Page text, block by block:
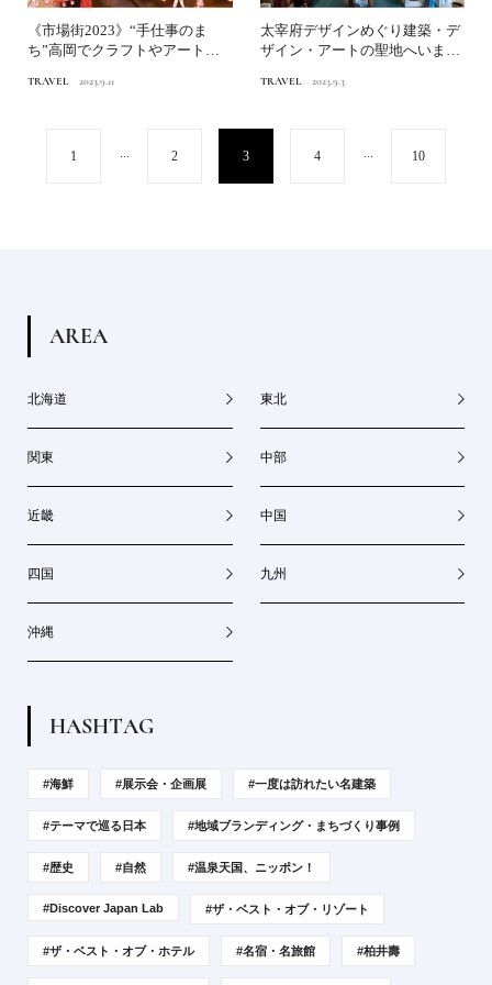
《市場街2023》“手仕事のま
ち”高岡でクラフトやアート、
TRAVEL 2023.9.11
太宰府デザインめぐり建築・デ
ザイン・アートの聖地へいまこ
TRAVEL 2023.9.3
1 ... 2 3 4 ... 10
AREA
北海道 東北
関東 中部
近畿 中国
四国 九州
沖縄
HASHTAG
#海鮮 #展示会・企画展 #一度は訪れたい名建築
#テーマで巡る日本 #地域ブランディング・まちづくり事例
#歴史 #自然 #温泉天国、ニッポン！
#Discover Japan Lab #ザ・ベスト・オブ・リゾート
#ザ・ベスト・オブ・ホテル #名宿・名旅館 #柏井壽